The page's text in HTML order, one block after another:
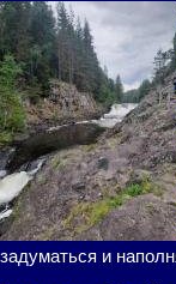
задуматься и